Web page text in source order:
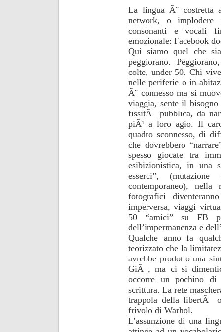
La lingua Ã¨ costretta
network, o implodere
consonanti e vocali
emozionale: Facebook
Qui siamo quel che
peggiorano.
colte, under 50. Chi
nelle periferie o in
Ã¨ connesso ma si
viaggia, sente il
fissitÃ pubblica, da
piÃ¹ a loro agio. Il
quadro sconnesso, di
che dovrebbero
spesso giocate tra
esibizionistica, in una
esserci”, (mutazione
contemporaneo),
fotografici
imperversa, viaggi
50 “amici” su FB
dell’impermanenza e
Qualche anno fa
teorizzato che la
avrebbe prodotto una
GiÃ , ma ci si
occorre un pochino
scrittura. La rete
trappola della libertÃ
frivolo di Warhol.
L’assunzione di una